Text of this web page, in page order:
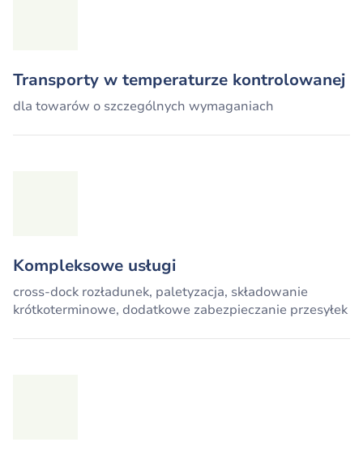
Transporty w temperaturze kontrolowanej
dla towarów o szczególnych wymaganiach
Kompleksowe usługi
cross-dock rozładunek, paletyzacja, składowanie
krótkoterminowe, dodatkowe zabezpieczanie przesyłek